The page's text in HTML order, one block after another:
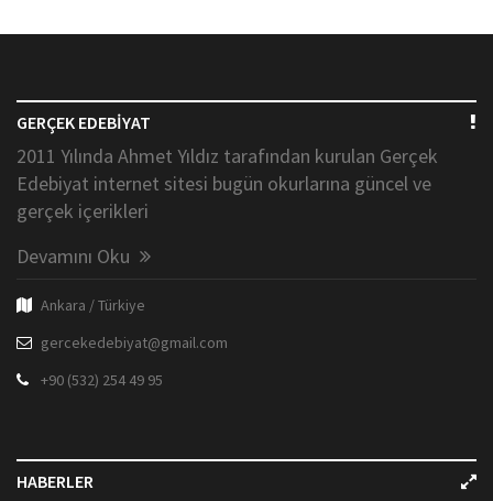
GERÇEK EDEBİYAT
2011 Yılında Ahmet Yıldız tarafından kurulan Gerçek
Edebiyat internet sitesi bugün okurlarına güncel ve
gerçek içerikleri
Devamını Oku
Ankara / Türkiye
gercekedebiyat@gmail.com
+90 (532) 254 49 95
HABERLER